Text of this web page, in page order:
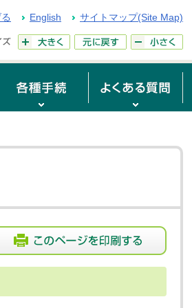
English サイトマップ(Site Map)